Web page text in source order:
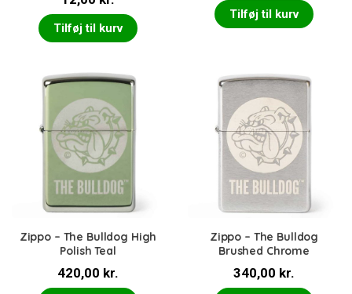
Tilføj til kurv
Tilføj til kurv
Zippo – The Bulldog High
Polish Teal
420,00 kr.
Zippo – The Bulldog
Brushed Chrome
340,00 kr.